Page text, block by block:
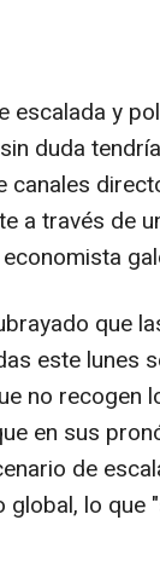
escalada y
duda
canales
a través de
que
este lunes
no recogen
en sus
de
lo que